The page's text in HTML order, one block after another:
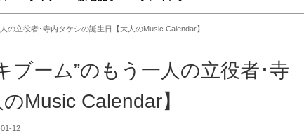
の立役者･寺内タケシの誕生日【大人のMusic Calendar】
ブーム”のもう一人の立役者･寺
Music Calendar】
12